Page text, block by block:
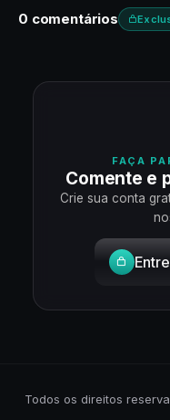
0 comentários
FAÇA
Comente e
Crie sua conta
Todos os direitos